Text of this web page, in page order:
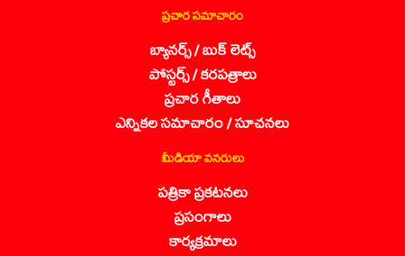
ప్రచార సమాచారం
బ్యానర్స్ / బుక్ లెట్స్
పోస్టర్స్ / కరపత్రాలు
ప్రచార గీతాలు
ఎన్నికల సమాచారం / సూచనలు
మీడియా వనరులు
పత్రికా ప్రకటనలు
ప్రసంగాలు
కార్యక్రమాలు